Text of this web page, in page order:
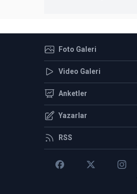
Foto Galeri
Video Galeri
Anketler
Yazarlar
RSS